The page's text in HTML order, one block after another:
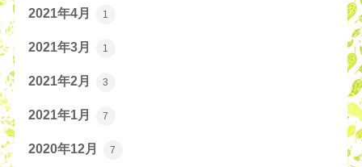
2021年4月 1
2021年3月 1
2021年2月 3
2021年1月 7
2020年12月 7